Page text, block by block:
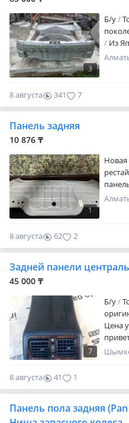
3
Б/y
Из
8 августа 341 7
Панель задняя
10 876 ₸
1
Новая
8 августа 62 2
Задней панели
45 000 ₸
7
Б/y
Цена
"Iris
можно
8 августа 41 1
Панель пола задняя